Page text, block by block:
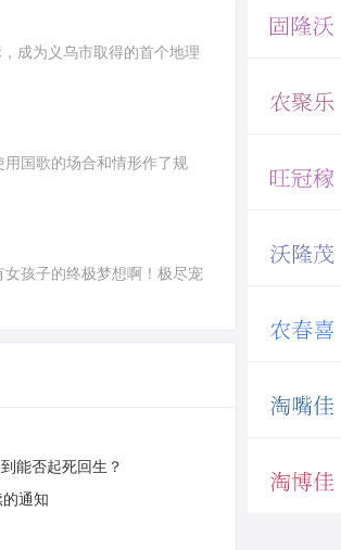
成为义乌市取得的首个地理
国歌的场合和情形作了规
孩子的终极梦想啊！极尽宠
能否起死回生？
通知